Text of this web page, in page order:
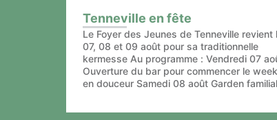
Tenneville en fête
Le Foyer des Jeunes de Tenneville revient
07, 08 et 09 août pour sa traditionnelle
kermesse Au programme : Vendredi 07
Ouverture du bar pour commencer le
en douceur Samedi 08 août Garden